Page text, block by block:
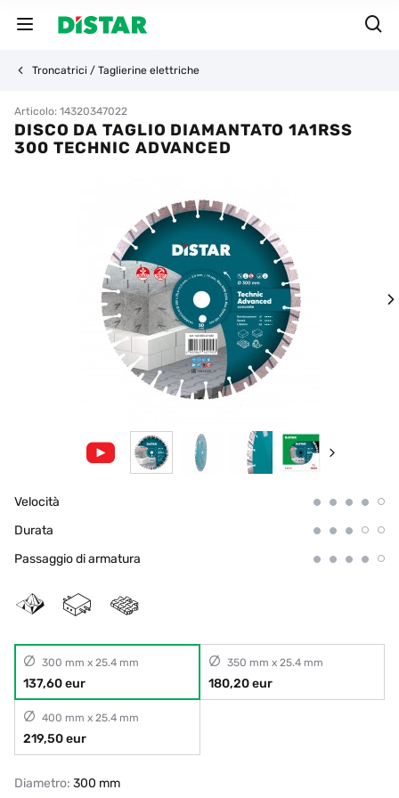
Troncatrici / Taglierine elettriche
Articolo: 14320347022
DISCO DA TAGLIO DIAMANTATO 1A1RSS
300 TECHNIC ADVANCED
Velocità
Durata
Passaggio di armatura
300 mm x 25.4 mm
137,60 eur
350 mm x 25.4 mm
180,20 eur
400 mm x 25.4 mm
219,50 eur
Diametro: 300 mm